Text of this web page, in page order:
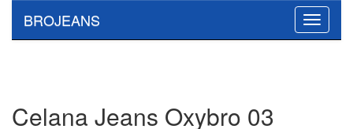
Toggle
BROJEANS
Celana Jeans Oxybro 03